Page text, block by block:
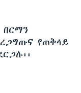
በርማን
የጠቅላይ